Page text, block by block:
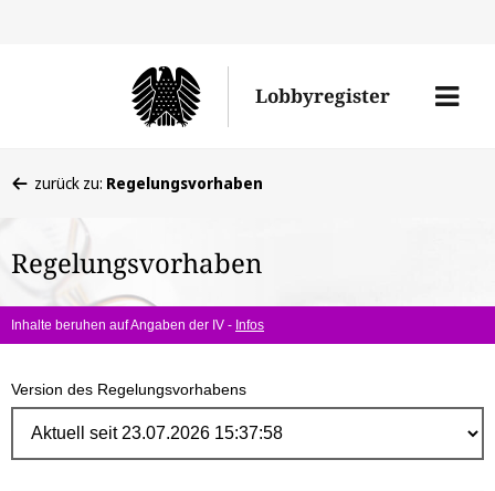
Lobbyregister
Menü
befinden
hier:
zurück zu: Regelungsvorhaben
Regelungsvorhaben
Inhalte beruhen auf Angaben der IV - Infos
Version des Regelungsvorhabens